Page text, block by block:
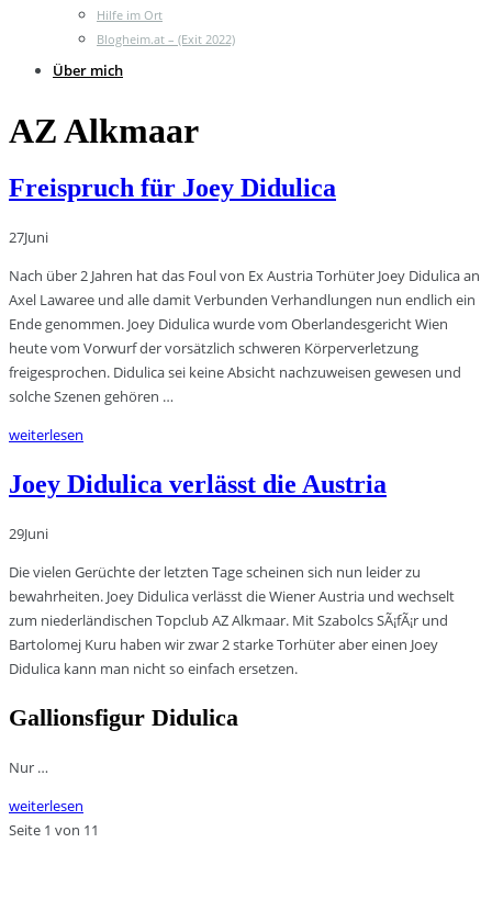
Hilfe im Ort
Blogheim.at – (Exit 2022)
Über mich
AZ Alkmaar
Freispruch für Joey Didulica
27Juni
Nach über 2 Jahren hat das Foul von Ex Austria Torhüter Joey Didulica an
Axel Lawaree und alle damit Verbunden Verhandlungen nun endlich ein
Ende genommen. Joey Didulica wurde vom Oberlandesgericht Wien
heute vom Vorwurf der vorsätzlich schweren Körperverletzung
freigesprochen. Didulica sei keine Absicht nachzuweisen gewesen und
solche Szenen gehören …
weiterlesen
Joey Didulica verlässt die Austria
29Juni
Die vielen Gerüchte der letzten Tage scheinen sich nun leider zu
bewahrheiten. Joey Didulica verlässt die Wiener Austria und wechselt
zum niederländischen Topclub AZ Alkmaar. Mit Szabolcs SÃ¡fÃ¡r und
Bartolomej Kuru haben wir zwar 2 starke Torhüter aber einen Joey
Didulica kann man nicht so einfach ersetzen.
Gallionsfigur Didulica
Nur …
weiterlesen
Seite 1 von 11